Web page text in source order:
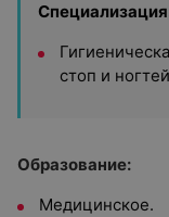
стоп и
Образование:
Медицинское.